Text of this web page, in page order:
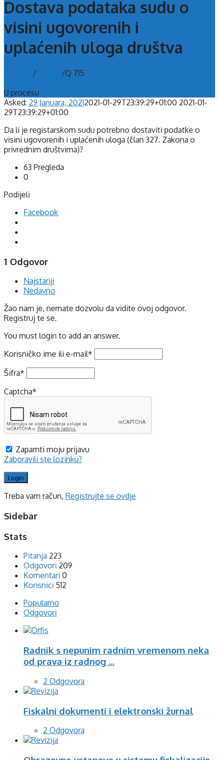
Dostava podataka sudu o
visini ugovorenih i
uplaćenih uloga društva
/ /Q 715
U procesu
Asked: 29 Januara, 20212021-01-29T23:39:29+01:00 2021-01-
29T23:39:29+01:00
Da li je registarskom sudu potrebno dostaviti podatke o
visini ugovorenih i uplaćenih uloga (član 327. Zakona o
privrednim društvima)?
63 Pregleda
0
Podijeli
Facebook
1 Odgovor
Najstariji
Nedavno
Žao nam je, nemate dozvolu da vidite ovoj odgovor.
Registruj te se.
You must login to add an answer.
Korisničko ime ili e-mail*
Šifra*
Captcha*
Zapamti moju prijavu
Zaboravili ste lozinku?
Treba vam račun, Registrujte se ovdje
Sidebar
Stats
Pitanja 223
Odgovori 209
Komentari 0
Korisnici 512
Popularno
Odgovori
Radnik s nepunim radnim vremenom neka
od prava iz radnog ...
2 Odgovora
Fiskalni dokumenti i elektronski žurnal
2 Odgovora